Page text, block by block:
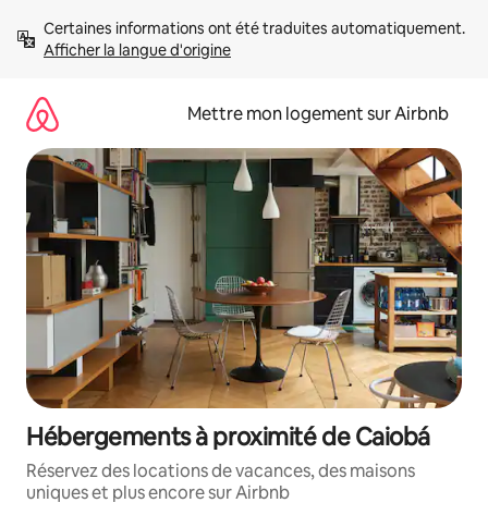
directement
Afficher la langue d'origine
Mettre mon logement sur Airbnb
Hébergements à proximité de Caiobá
Réservez des locations de vacances, des maisons
uniques et plus encore sur Airbnb